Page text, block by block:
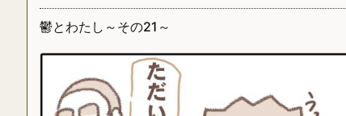
鬱とわたし～その21～